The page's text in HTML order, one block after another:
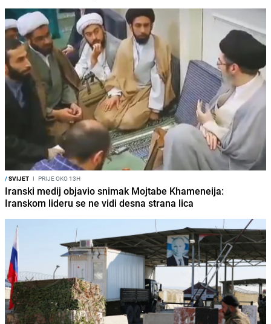
/SVIJET I PRIJE OKO 13H
Iranski medij objavio snimak Mojtabe Khameneija:
Iranskom lideru se ne vidi desna strana lica